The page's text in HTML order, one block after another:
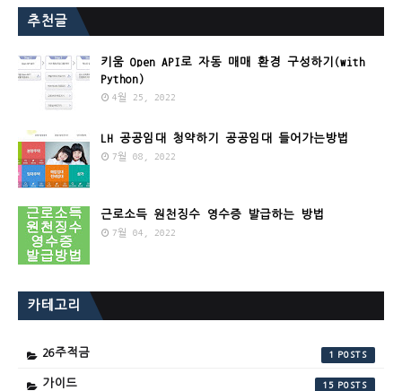
추천글
키움 Open API로 자동 매매 환경 구성하기(with
Python)
4월 25, 2022
LH 공공임대 청약하기 공공임대 들어가는방법
7월 08, 2022
근로소득 원천징수 영수증 발급하는 방법
7월 04, 2022
카테고리
26주적금 1
가이드 15